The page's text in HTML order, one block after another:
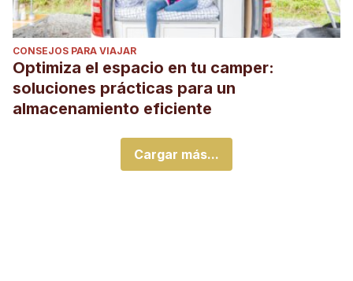
CONSEJOS PARA VIAJAR
Optimiza el espacio en tu camper:
soluciones prácticas para un
almacenamiento eficiente
Cargar más...